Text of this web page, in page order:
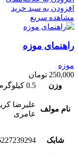
افزودن به سبد خرید
مشاهده سریع
راهنمای موزه
موزه
250,000 تومان
وزن
0.5 کیلوگرم
نام مولف
علیرضا
عامری
شابک